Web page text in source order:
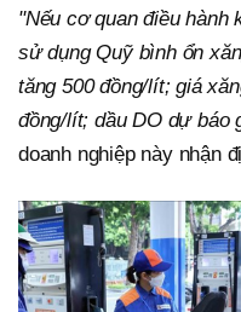
"Nếu cơ quan điều hành
sử dụng Quỹ bình ổn
tăng 500 đồng/lít; giá
đồng/lít; dầu DO dự báo
doanh nghiệp này nhận